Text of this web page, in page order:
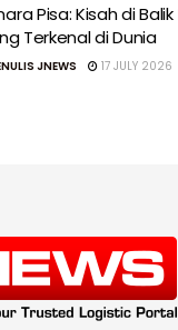
Pisa: Kisah di
Terkenal di Dunia
JNEWS 17 JULY 2026